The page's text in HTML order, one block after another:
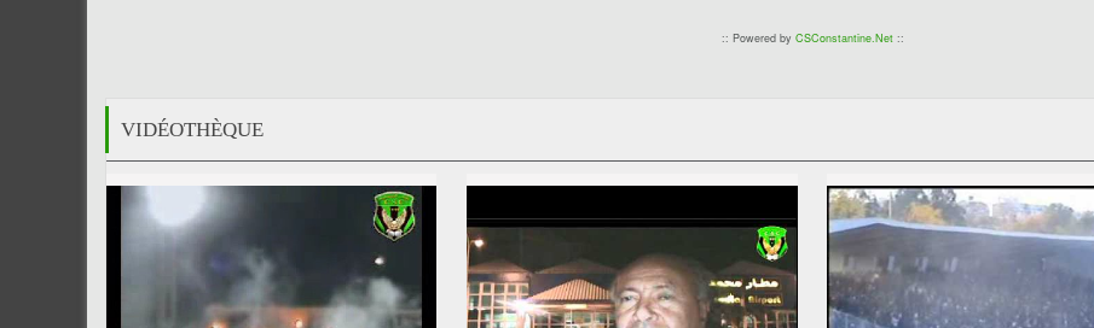
:: Powered by CSConstantine.Net::
VIDÉOTHÈQUE